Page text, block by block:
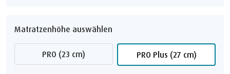
Matratzenhöhe auswählen
PRO (23 cm) PRO Plus (27 cm)